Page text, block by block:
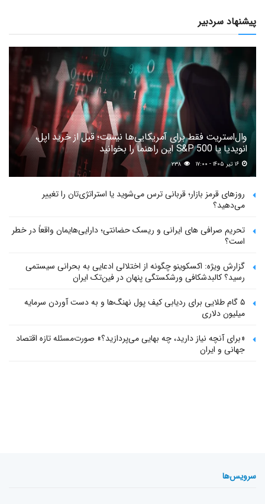
پیشنهاد سردبیر
وال‌استریت فقط برای آمریکایی‌ها نیست؛ قبل از خرید اپل،
انویدیا یا S&P 500 این راهنما را بخوانید
۲۳۸
روزهای قرمز بازار؛ قربانی ترس می‌شوید یا استراتژی‌تان را تغییر
می‌دهید؟
تحریم صرافی های ایرانی و ریسک حضانتی؛ دارایی‌هایمان واقعاً در خطر
است؟
گزارش ویژه: اکسکوینو چگونه از اختلالی ادعایی به بحرانی سیستمی
رسید؟ کالبدشکافی ورشکستگی پنهان در فین‌تک ایران
۵ گام طلایی برای ردیابی کیف پول‌ نهنگ‌ها و به دست آوردن سرمایه
میلیون دلاری
«برای آنچه نیاز دارید، چه بهایی می‌پردازید؟» صورت‌مسئله تازه اقتصاد
جهانی و ایران
سرویس‌ها